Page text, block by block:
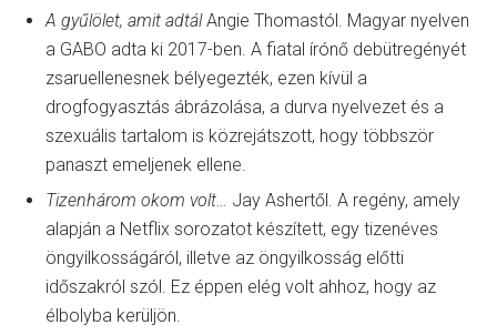
A gyűlölet, amit adtálAngie Thomastól. Magyar nyelven
a GABO adta ki 2017-ben. A fiatal írónő debütregényét
zsaruellenesnek bélyegezték, ezen kívül a
drogfogyasztás ábrázolása, a durva nyelvezet és a
szexuális tartalom is közrejátszott, hogy többször
panaszt emeljenek ellene.
Tizenhárom ​okom volt… Jay Ashertől. A regény, amely
alapján a Netflix sorozatot készített, egy tizenéves
öngyilkosságáról, illetve az öngyilkosság előtti
időszakról szól. Ez éppen elég volt ahhoz, hogy az
élbolyba kerüljön.